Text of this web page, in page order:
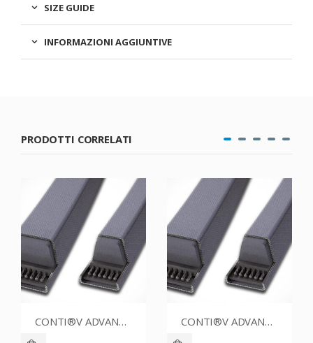
SIZE GUIDE
INFORMAZIONI AGGIUNTIVE
PRODOTTI CORRELATI
CONTI®V ADVANCE SPZ1587CR CONTI®V ADVANCE SPZ1762CR